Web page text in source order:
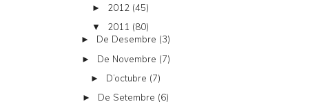
► 2012 (45)
▼ 2011 (80)
► De Desembre (3)
► De Novembre (7)
► D’octubre (7)
► De Setembre (6)